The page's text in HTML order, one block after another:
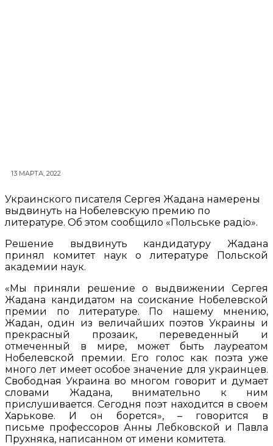
13 МАРТА, 2022
Украинского писателя Сергея Жадана намерены
выдвинуть на Нобелевскую премию по
литературе. Об этом сообщило «Польське радіо».
Решение выдвинуть кандидатуру Жадана
принял комитет наук о литературе Польской
академии наук.
«Мы приняли решение о выдвижении Сергея
Жадана кандидатом на соискание Нобелевской
премии по литературе. По нашему мнению,
Жадан, один из величайших поэтов Украины и
прекрасный прозаик, переведенный и
отмеченный в мире, может быть лауреатом
Нобелевской премии. Его голос как поэта уже
много лет имеет особое значение для украинцев.
Свободная Украина во многом говорит и думает
словами Жадана, внимательно к ним
прислушивается. Сегодня поэт находится в своем
Харькове. И он борется», – говорится в
письме профессоров Анны Лебковской и Павла
Прухняка, написанном от имени комитета.